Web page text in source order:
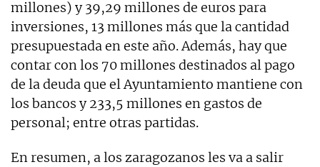
millones) y 39,29 millones de euros para
inversiones, 13 millones más que la cantidad
presupuestada en este año. Además, hay que
contar con los 70 millones destinados al pago
de la deuda que el Ayuntamiento mantiene con
los bancos y 233,5 millones en gastos de
personal; entre otras partidas.
En resumen, a los zaragozanos les va a salir